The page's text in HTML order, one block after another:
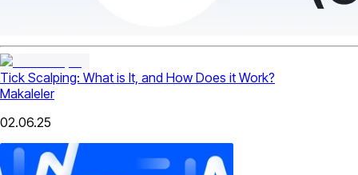
Tick Scalping: What is It, and How Does it Work?
Makaleler
02.06.25